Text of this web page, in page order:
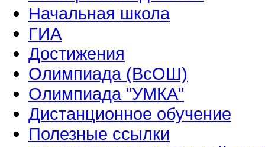
Начальная школа
ГИА
Достижения
Олимпиада (ВсОШ)
Олимпиада "УМКА"
Дистанционное обучение
Полезные ссылки